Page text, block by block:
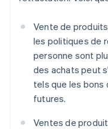
Vente de
les politiques de
personne sont
des achats peut
tels que les bons
futures.
Ventes de